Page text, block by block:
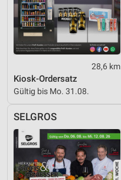
28,6 km
Kiosk-Ordersatz
Gültig bis Mo. 31.08.
SELGROS
Nicht-IAB-Verarbeitungszwecke:
Notwendig
Performance
Funktional